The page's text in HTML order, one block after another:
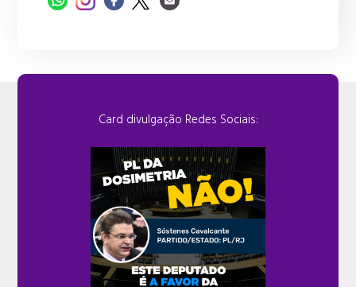
Card divulgação Redes Sociais: